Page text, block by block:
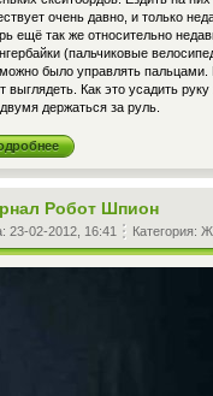
очень давно, и только
ещё так же относительно
(пальчиковые
было управлять пальцами.
выглядеть. Как это усадить
держаться за руль.
Робот Шпион
23-02-2012, 16:41 Категория: